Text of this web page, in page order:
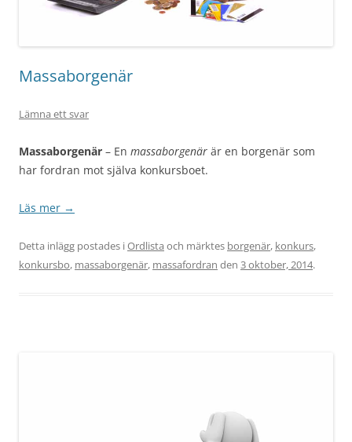
Massaborgenär
Lämna ett svar
Massaborgenär – En massaborgenär är en borgenär som
har fordran mot själva konkursboet.
Läs mer →
Detta inlägg postades iOrdlista och märktes borgenär, konkurs,
konkursbo, massaborgenär, massafordran den 3 oktober, 2014.